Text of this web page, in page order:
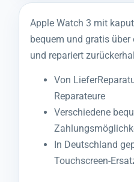
Apple Watch 3 mit
bequem und gratis über
und repariert
Von
Reparateure
Verschiedene
In Deutschland
Touchscreen-